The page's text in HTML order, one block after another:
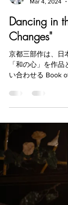
Mar 4, 2024
Dancing in
Changes"
京都三部作は、
「和の心」を作
い合わせる Book
ーヤ（弥勒）の思